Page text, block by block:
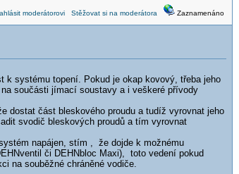
moderátorovi Stěžovat si na moderátora Zaznamenáno
k systému topení. Pokud je okap kovový, třeba jeho
součásti jímací soustavy a i veškeré přívody
dostat část bleskového proudu a tudíž vyrovnat jeho
svodič bleskových proudů a tím vyrovnat
napájen, stím , že dojde k možnému
či DEHNbloc Maxi), toto vedení pokud
na souběžné chráněné vodiče.